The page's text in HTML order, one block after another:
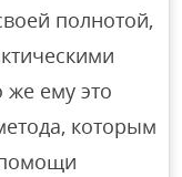
полнотой,
же ему это
которым